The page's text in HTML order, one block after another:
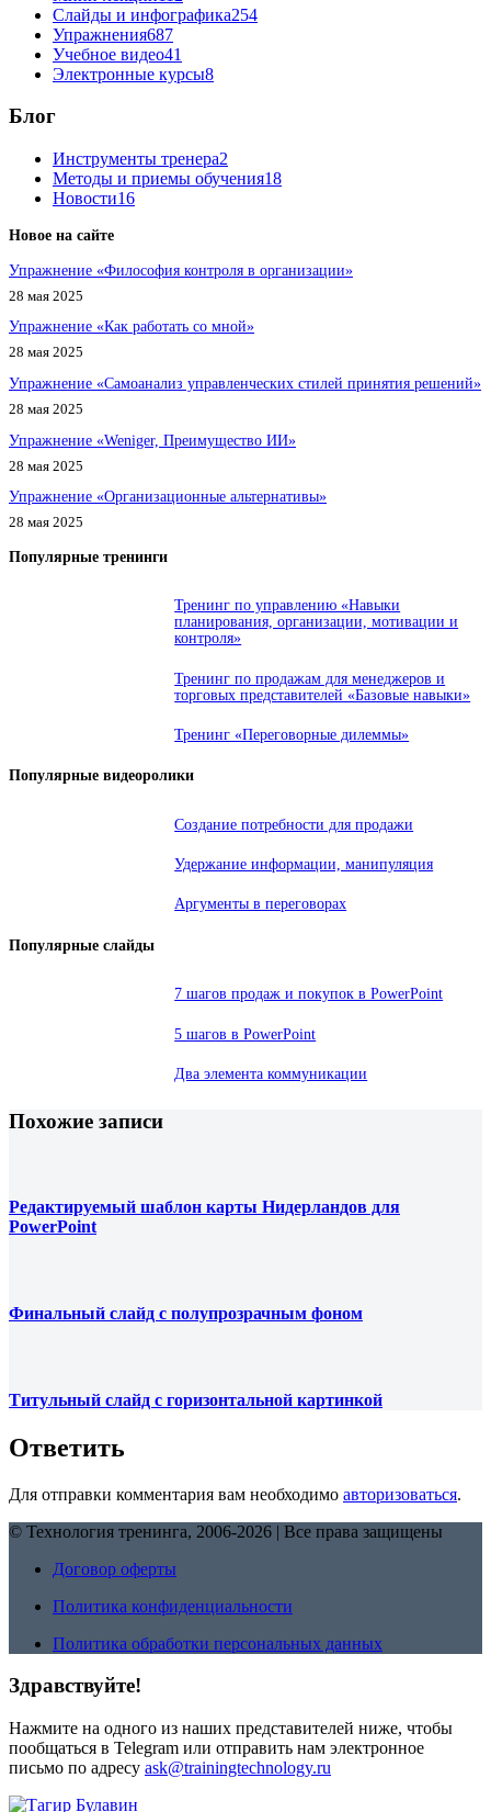
Слайды и инфографика254
Упражнения687
Учебное видео41
Электронные курсы8
Блог
Инструменты тренера2
Методы и приемы обучения18
Новости16
Новое на сайте
Упражнение «Философия контроля в организации»
28 мая 2025
Упражнение «Как работать со мной»
28 мая 2025
Упражнение «Самоанализ управленческих стилей принятия решений»
28 мая 2025
Упражнение «Weniger, Преимущество ИИ»
28 мая 2025
Упражнение «Организационные альтернативы»
28 мая 2025
Популярные тренинги
Тренинг по управлению «Навыки
планирования, организации, мотивации и
контроля»
Тренинг по продажам для менеджеров и
торговых представителей «Базовые навыки»
Тренинг «Переговорные дилеммы»
Популярные видеоролики
Создание потребности для продажи
Удержание информации, манипуляция
Аргументы в переговорах
Популярные слайды
7 шагов продаж и покупок в PowerPoint
5 шагов в PowerPoint
Два элемента коммуникации
Похожие записи
Редактируемый шаблон карты Нидерландов для
PowerPoint
Финальный слайд с полупрозрачным фоном
Титульный слайд с горизонтальной картинкой
Ответить
Для отправки комментария вам необходимо авторизоваться.
© Технология тренинга, 2006-2026 | Все права защищены
Договор оферты
Политика конфиденциальности
Политика обработки персональных данных
Здравствуйте!
Нажмите на одного из наших представителей ниже, чтобы
пообщаться в Telegram или отправить нам электронное
письмо по адресу ask@trainingtechnology.ru